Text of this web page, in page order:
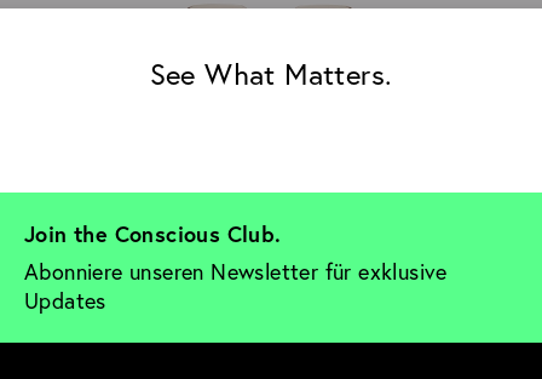
See What Matters.
Join the Conscious Club.
Abonniere unseren Newsletter für exklusive
Updates